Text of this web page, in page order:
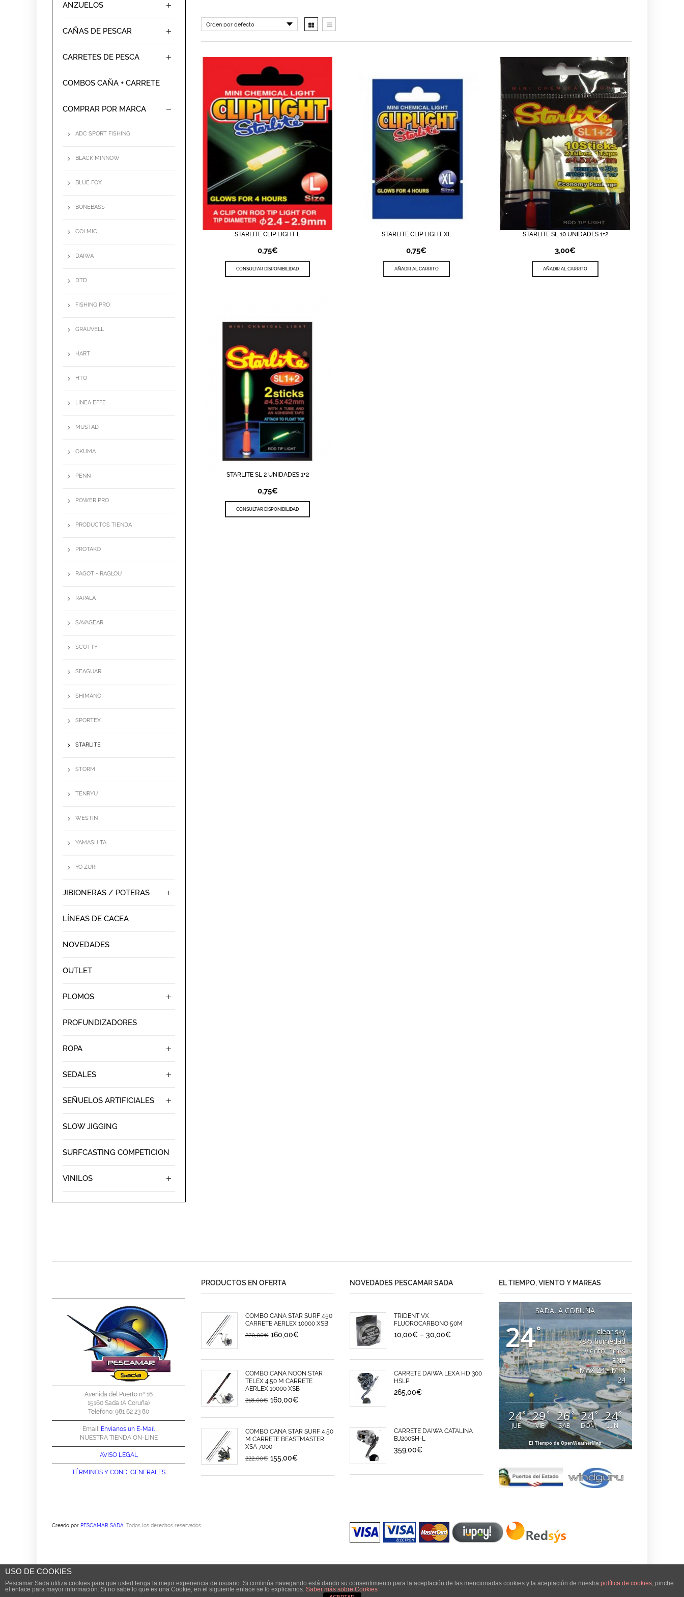
STARLITE CLIP LIGHT L
0,75€
CONSULTAR DISPONIBILIDAD
STARLITE CLIP LIGHT XL
0,75€
AÑADIR AL CARRITO
STARLITE SL 10 UNIDADES 1+2
3,00€
AÑADIR AL CARRITO
STARLITE SL 2 UNIDADES 1+2
0,75€
CONSULTAR DISPONIBILIDAD
ANZUELOS
CAÑAS DE PESCAR
CARRETES DE PESCA
COMBOS CAÑA + CARRETE
COMPRAR POR MARCA
ADC SPORT FISHING
BLACK MINNOW
BLUE FOX
BONEBASS
COLMIC
DAIWA
DTD
FISHING PRO
GRAUVELL
HART
HTO
LINEA EFFE
MUSTAD
OKUMA
PENN
POWER PRO
PRODUCTOS TIENDA
PROTAKO
RAGOT - RAGLOU
RAPALA
SAVAGEAR
SCOTTY
SEAGUAR
SHIMANO
SPORTEX
STARLITE
STORM
TENRYU
WESTIN
YAMASHITA
YO ZURI
JIBIONERAS / POTERAS
LÍNEAS DE CACEA
NOVEDADES
OUTLET
PLOMOS
PROFUNDIZADORES
ROPA
SEDALES
SEÑUELOS ARTIFICIALES
SLOW JIGGING
SURFCASTING COMPETICION
VINILOS
Avenida del Puerto nº 16
15160 Sada (A Coruña)
Teléfono: 981 62 23 80
Email: Envíanos un E-Mail
NUESTRA TIENDA ON-LINE
AVISO LEGAL
TÉRMINOS Y COND. GENERALES
PRODUCTOS EN OFERTA
COMBO CAÑA STAR SURF 450
CARRETE AERLEX 10000 XSB
220,00€ 160,00€
COMBO CAÑA NOON STAR
TELEX 4.50 M CARRETE
AERLEX 10000 XSB
218,00€ 160,00€
COMBO CAÑA STAR SURF 4.50
M CARRETE BEASTMASTER
XSA 7000
222,00€ 155,00€
NOVEDADES PESCAMAR SADA
TRIDENT VX
FLUOROCARBONO 50M
10,00€ – 30,00€
CARRETE DAIWA LEXA HD 300
HSLP
265,00€
CARRETE DAIWA CATALINA
BJ200SH-L
359,00€
EL TIEMPO, VIENTO Y MAREAS
SADA, A CORUÑA
24°
clear sky
78% humedad
viento: 2m/s
ENE
MAX 24 • MIN
24
24°
JUE
29°
VIE
26°
SAB
24°
DOM
24°
LUN
El Tiempo de OpenWeatherMap
Creado por PESCAMAR SADA . Todos los derechos reservados.
USO DE COOKIES
Pescamar Sada utiliza cookies para que usted tenga la mejor experiencia de usuario. Si continúa navegando está dando su consentimiento para la aceptación de las mencionadas cookies y la aceptación de nuestra política de cookies, pinche
el enlace para mayor información. Si no sabe lo que es una Cookie, en el siguiente enlace se lo explicamos. Saber más sobre Cookies